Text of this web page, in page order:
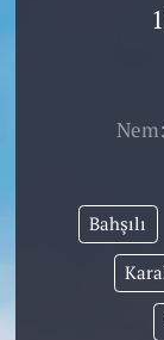
Bahşılı